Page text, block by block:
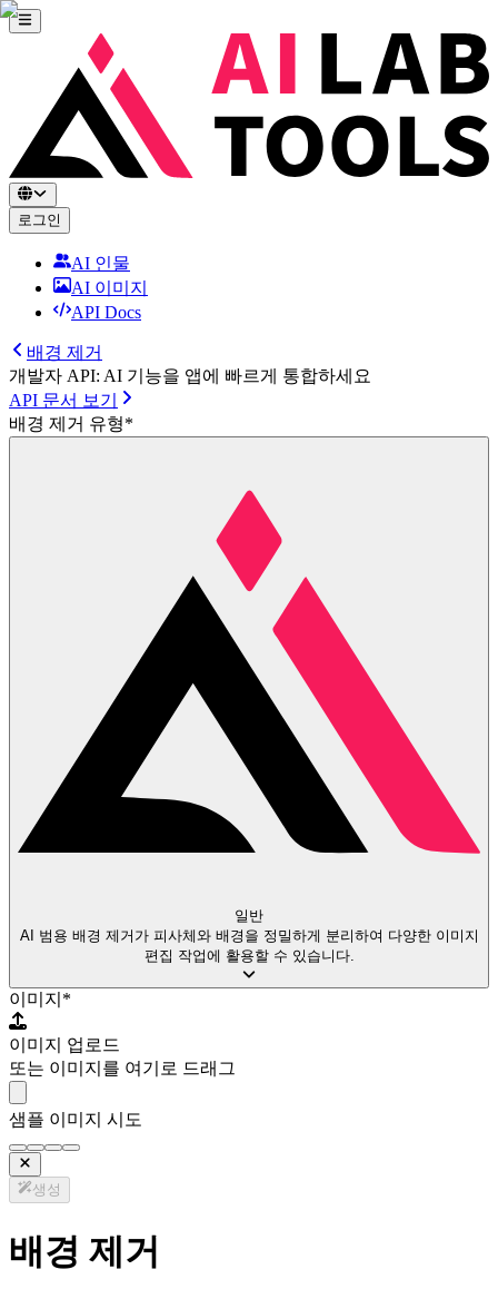
로그인
AI 인물
AI 이미지
API Docs
배경 제거
개발자 API: AI 기능을 앱에 빠르게 통합하세요
API 문서 보기
배경 제거 유형*
일반
AI 범용 배경 제거가 피사체와 배경을 정밀하게 분리하여 다양한 이미지
편집 작업에 활용할 수 있습니다.
이미지 *
이미지 업로드
또는 이미지를 여기로 드래그
샘플 이미지 시도
생성
배경 제거